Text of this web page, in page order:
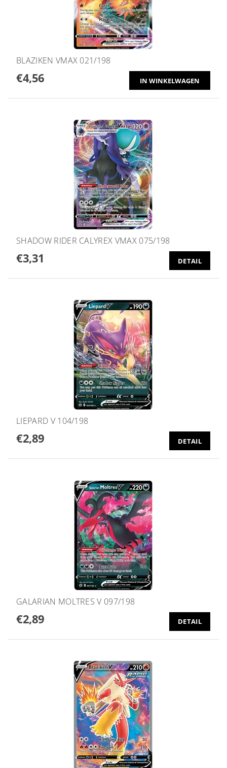
BLAZIKEN VMAX 021/198
€4,56
SHADOW RIDER CALYREX VMAX 075/198
€3,31 DETAIL
LIEPARD V 104/198
€2,89 DETAIL
GALARIAN MOLTRES V 097/198
€2,89 DETAIL